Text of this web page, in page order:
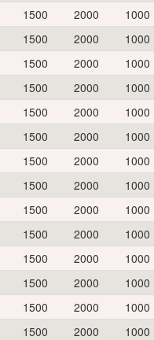
1500 2000
1000
1500 2000
1000
1500 2000
1000
1500 2000
1000
1500 2000
1000
1500 2000
1000
1500 2000
1000
1500 2000
1000
1500 2000
1000
1500 2000
1000
1500 2000
1000
1500 2000
1000
1500 2000
1000
1500 2000
1000